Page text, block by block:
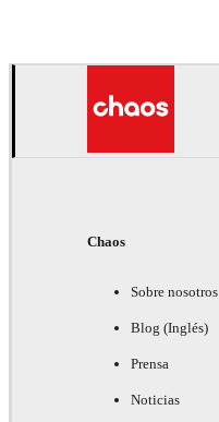
Chaos
Sobre nosotros
Blog (Inglés)
Prensa
Noticias